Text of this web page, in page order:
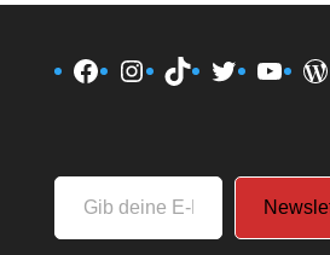
Facebook
Instagram
TikTokTwitter
deine
E-